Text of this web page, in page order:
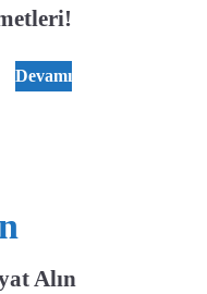
Devamı
Alın